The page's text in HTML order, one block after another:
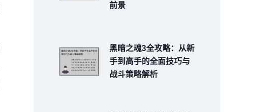
前景
黑暗之魂3全攻略：从新
手到高手的全面技巧与
战斗策略解析